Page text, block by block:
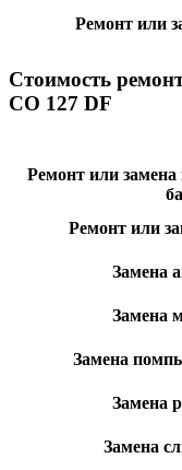
Ремонт или
Стоимость
CO 127 DF
Ремонт или
Ремонт или
Замена
Замена
Замена
Замена
Замена